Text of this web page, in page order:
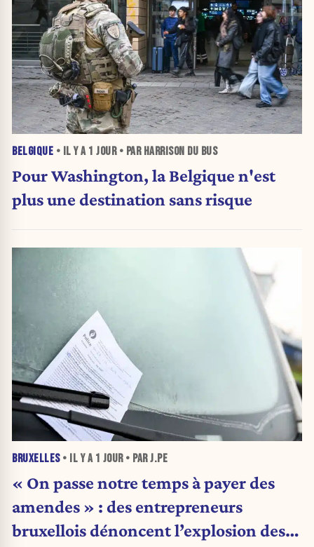
BELGIQUE • IL Y A 1 JOUR• PAR HARRISON DU BUS
Pour Washington, la Belgique n'est
plus une destination sans risque
BRUXELLES• IL Y A 1 JOUR• PAR J.PE
« On passe notre temps à payer des
amendes » : des entrepreneurs
bruxellois dénoncent l’explosion des